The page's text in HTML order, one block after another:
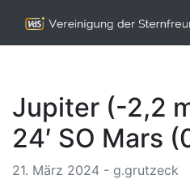
Jupiter (-2,2
24′ SO Mars
21. März 2024 - g.grutzeck